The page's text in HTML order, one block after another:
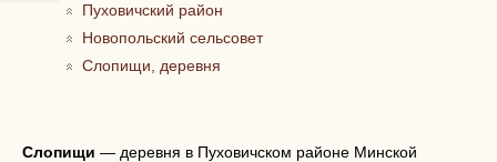
Пуховичский район
Новопольский сельсовет
Слопищи, деревня
Слопищи — деревня в Пуховичском районе Минской